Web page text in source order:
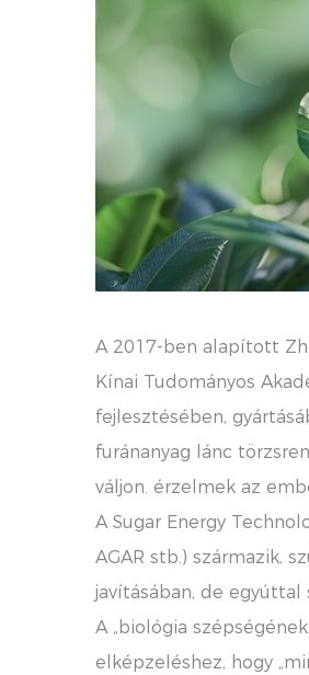
A 2017-ben alapított
Kínai Tudományos
fejlesztésében,
furánanyag lánc
váljon. érzelmek az
A Sugar Energy
AGAR stb.) származik,
javításában, de
A „biológia
elképzeléshez, hogy